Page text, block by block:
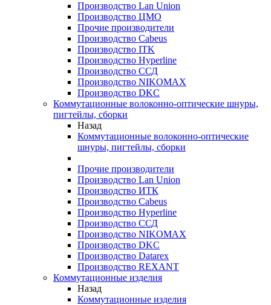
Производство Lan Union
Производство ЦМО
Прочие производители
Производство Cabeus
Производство ITK
Производство Hyperline
Производство ССД
Производство NIKOMAX
Производство DKC
Коммутационные волоконно-оптические шнуры,
пигтейлы, сборки
Назад
Коммутационные волоконно-оптические
шнуры, пигтейлы, сборки
Прочие производители
Производство Lan Union
Производство ИТК
Производство Cabeus
Производство Hyperline
Производство ССД
Производство NIKOMAX
Производство DKC
Производство Datarex
Производство REXANT
Коммутационные изделия
Назад
Коммутационные изделия